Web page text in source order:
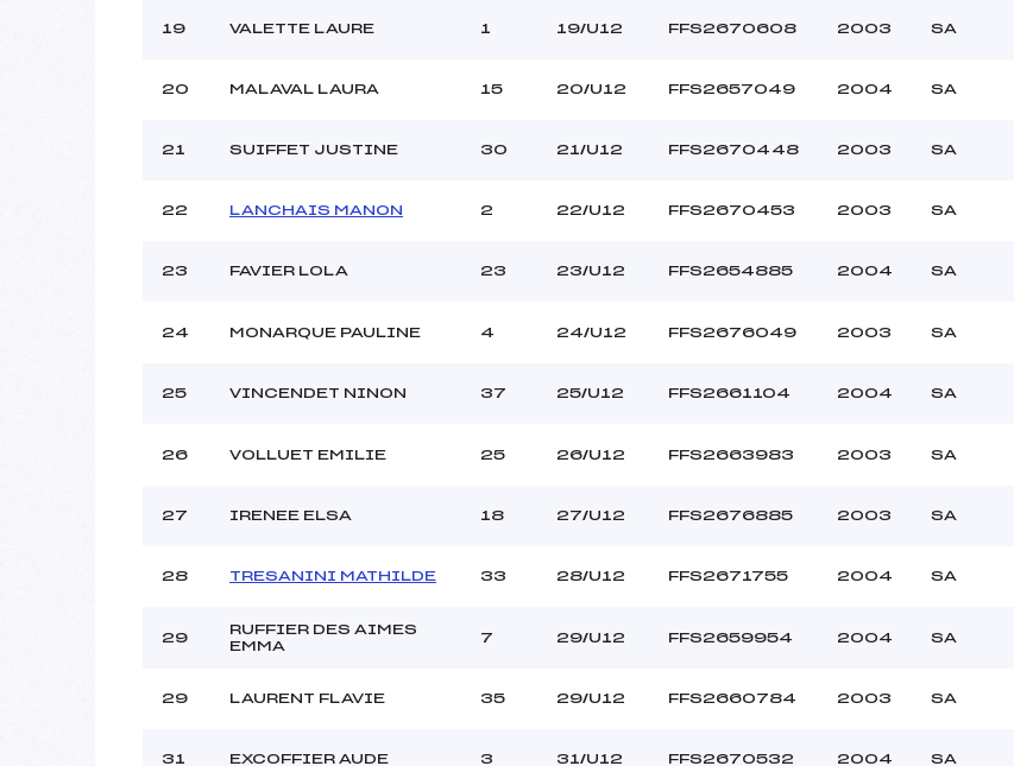
19 VALETTE LAURE 1 19/U12 FFS2670608 2003 SA
20 MALAVAL LAURA 15 20/U12 FFS2657049 2004 SA
21 SUIFFET JUSTINE 30 21/U12 FFS2670448 2003 SA
22 LANCHAIS MANON 2 22/U12 FFS2670453 2003 SA
23 FAVIER LOLA 23 23/U12 FFS2654885 2004 SA
24 MONARQUE PAULINE 4 24/U12 FFS2676049 2003 SA
25 VINCENDET NINON 37 25/U12 FFS2661104 2004 SA
26 VOLLUET EMILIE 25 26/U12 FFS2663983 2003 SA
27 IRENEE ELSA 18 27/U12 FFS2676885 2003 SA
28 TRESANINI MATHILDE 33 28/U12 FFS2671755 2004 SA
29
RUFFIER DES AIMES
EMMA
7 29/U12 FFS2659954 2004 SA
29 LAURENT FLAVIE 35 29/U12 FFS2660784 2003 SA
31 EXCOFFIER AUDE 3 31/U12 FFS2670532 2004 SA